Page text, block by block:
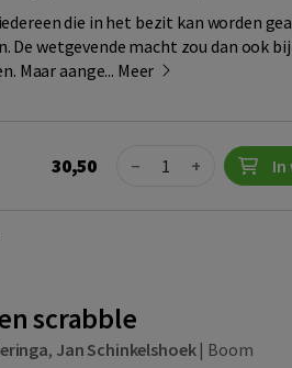
die in het bezit kan worden
De wetgevende macht zou dan ook
Maar aange... Meer
30,50 Quantity
− + In
scrabble
, Jan Schinkelshoek| Boom